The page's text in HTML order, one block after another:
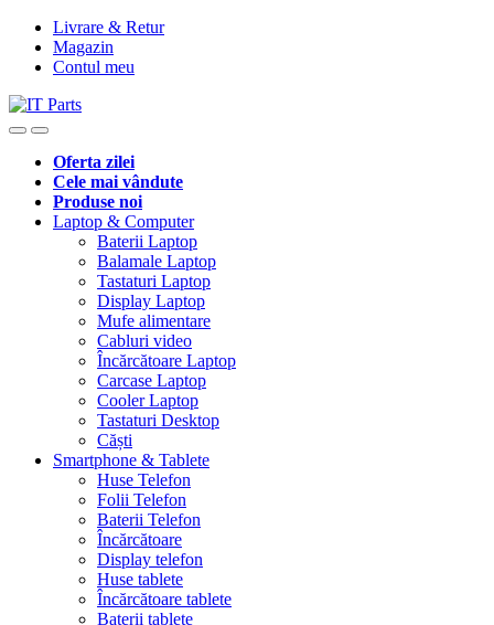
Livrare & Retur
Magazin
Contul meu
Oferta zilei
Cele mai vândute
Produse noi
Laptop & Computer
Baterii Laptop
Balamale Laptop
Tastaturi Laptop
Display Laptop
Mufe alimentare
Cabluri video
Încărcătoare Laptop
Carcase Laptop
Cooler Laptop
Tastaturi Desktop
Căști
Smartphone & Tablete
Huse Telefon
Folii Telefon
Baterii Telefon
Încărcătoare
Display telefon
Huse tablete
Încărcătoare tablete
Baterii tablete